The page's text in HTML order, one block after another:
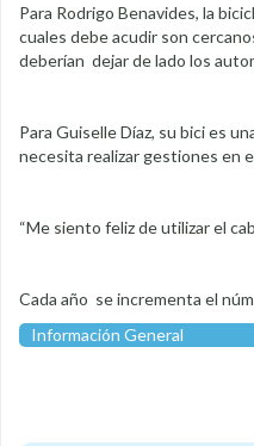
Para Rodrigo Benavides, la
cuales debe acudir son
deberían dejar de lado los
Para Guiselle Díaz, su bici es
necesita realizar gestiones en
“Me siento feliz de utilizar el
Cada año se incrementa el
Información General